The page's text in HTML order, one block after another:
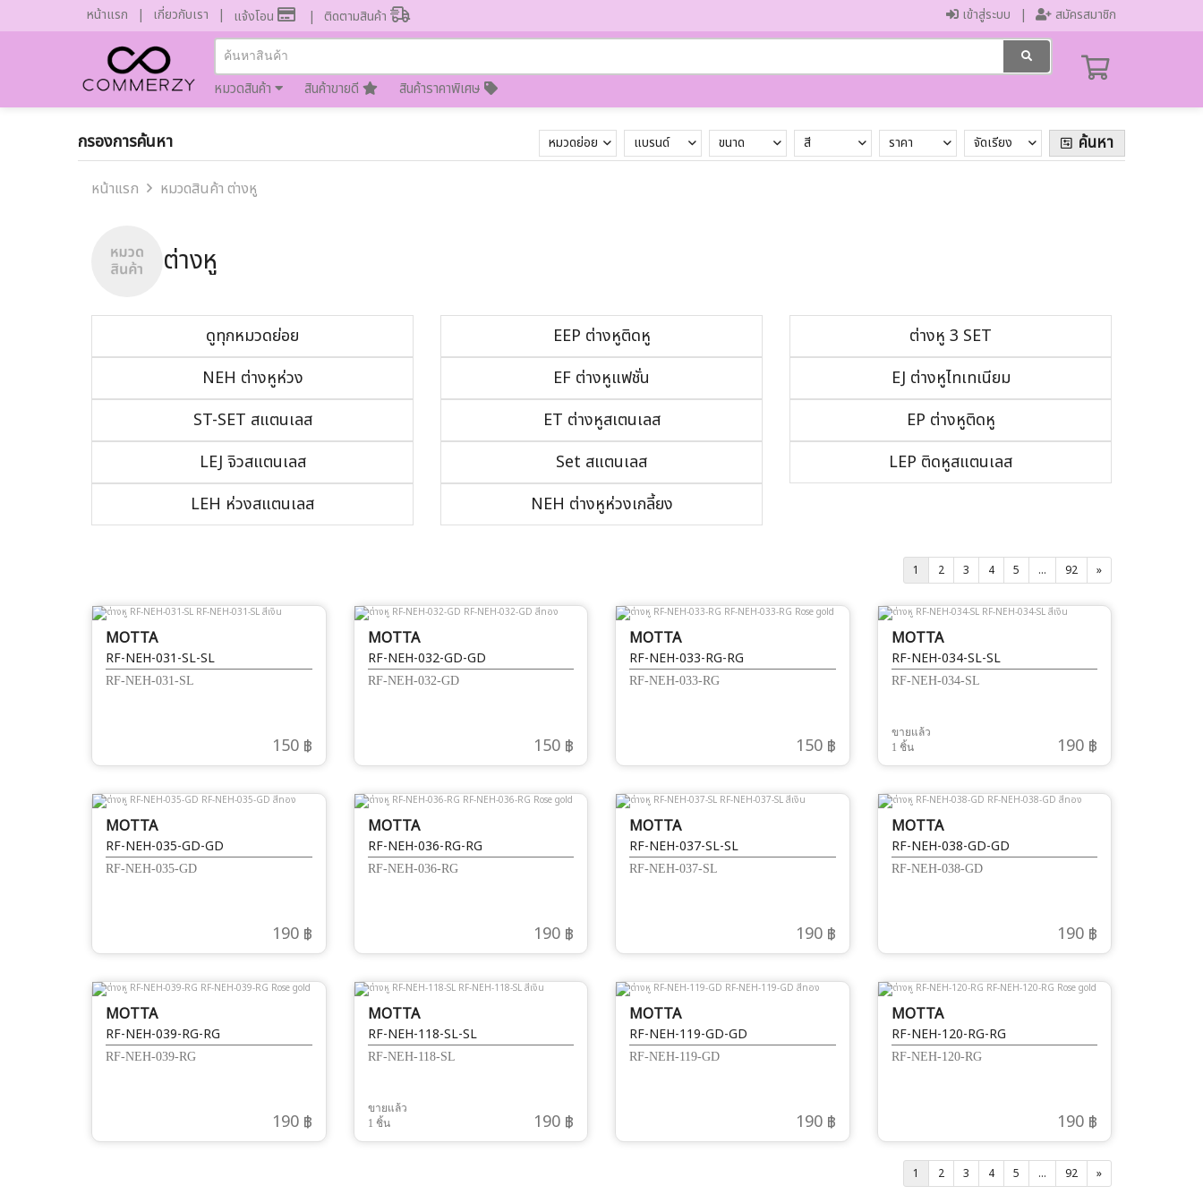
หน้าแรก เกี่ยวกับเรา แจ้งโอน ติดตามสินค้า เข้าสู่ระบบ สมัครสมาชิก
หมวดสินค้า สินค้าขายดี สินค้าราคาพิเศษ
กรองการค้นหา ค้นหา
จัดเรียง
ราคา
สี
ขนาด
แบรนด์
หมวดย่อย
หน้าแรก หมวดสินค้า ต่างหู
ต่างหู
ดูทุกหมวดย่อย EEP ต่างหูติดหู
ต่างหู 3 SET
NEH ต่างหูห่วง
EF ต่างหูแฟชั่น
EJ ต่างหูไทเทเนียม
ST-SET สแตนเลส
ET ต่างหูสเตนเลส
EP ต่างหูติดหู
LEJ จิวสแตนเลส
Set สแตนเลส
LEP ติดหูสแตนเลส
LEH ห่วงสแตนเลส
NEH ต่างหูห่วงเกลี้ยง
1 2 3 4 5 ... 92 »
MOTTA
RF-NEH-031-SL-SL
RF-NEH-031-SL
150 ฿
MOTTA
RF-NEH-032-GD-GD
RF-NEH-032-GD
150 ฿
MOTTA
RF-NEH-033-RG-RG
RF-NEH-033-RG
150 ฿
MOTTA
RF-NEH-034-SL-SL
RF-NEH-034-SL
ขายแล้ว
1 ชิ้น
190 ฿
MOTTA
RF-NEH-035-GD-GD
RF-NEH-035-GD
190 ฿
MOTTA
RF-NEH-036-RG-RG
RF-NEH-036-RG
190 ฿
MOTTA
RF-NEH-037-SL-SL
RF-NEH-037-SL
190 ฿
MOTTA
RF-NEH-038-GD-GD
RF-NEH-038-GD
190 ฿
MOTTA
RF-NEH-039-RG-RG
RF-NEH-039-RG
190 ฿
MOTTA
RF-NEH-118-SL-SL
RF-NEH-118-SL
ขายแล้ว
1 ชิ้น
190 ฿
MOTTA
RF-NEH-119-GD-GD
RF-NEH-119-GD
190 ฿
MOTTA
RF-NEH-120-RG-RG
RF-NEH-120-RG
190 ฿
1 2 3 4 5 ... 92 »